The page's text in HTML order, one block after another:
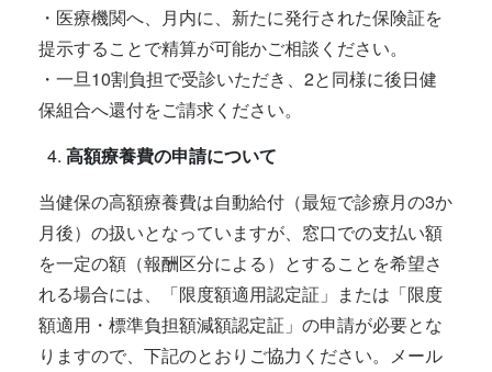
・医療機関へ、月内に、新たに発行された保険証を
提示することで精算が可能かご相談ください。
・一旦10割負担で受診いただき、2と同様に後日健
保組合へ還付をご請求ください。
高額療養費の申請について
当健保の高額療養費は自動給付（最短で診療月の3か
月後）の扱いとなっていますが、窓口での支払い額
を一定の額（報酬区分による）とすることを希望さ
れる場合には、「限度額適用認定証」または「限度
額適用・標準負担額減額認定証」の申請が必要とな
りますので、下記のとおりご協力ください。メール